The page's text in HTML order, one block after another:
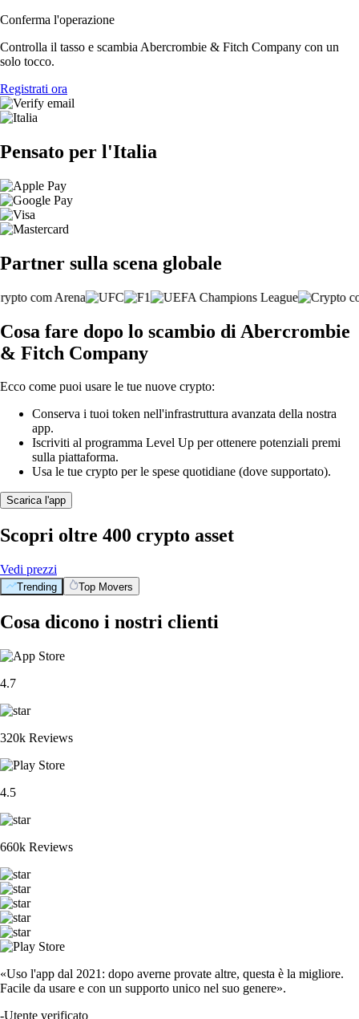
Conferma l'operazione
Controlla il tasso e scambia Abercrombie & Fitch Company con un
solo tocco.
Registrati ora
Pensato per l'Italia
Partner sulla scena globale
Cosa fare dopo lo scambio di Abercrombie
& Fitch Company
Ecco come puoi usare le tue nuove crypto:
Conserva i tuoi token nell'infrastruttura avanzata della nostra
app.
Iscriviti al programma Level Up per ottenere potenziali premi
sulla piattaforma.
Usa le tue crypto per le spese quotidiane (dove supportato).
Scarica l'app
Scopri oltre 400 crypto asset
Vedi prezzi
Trending Top Movers
Cosa dicono i nostri clienti
4.7
320k Reviews
4.5
660k Reviews
«Uso l'app dal 2021: dopo averne provate altre, questa è la migliore.
Facile da usare e con un supporto unico nel suo genere».
-Utente verificato